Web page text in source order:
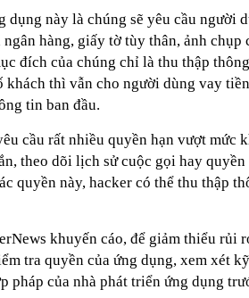
dụng này là chúng sẽ yêu cầu người
hàng, giấy tờ tùy thân, ảnh
đích của chúng chỉ là thu thập
khách thì vẫn cho người dùng vay
tin ban đầu.
cầu rất nhiều quyền hạn vượt mức
theo dõi lịch sử cuộc gọi hay
quyền này, hacker có thể thu thập
khuyến cáo, để giảm thiểu rủi
tra quyền của ứng dụng, xem xét
pháp của nhà phát triển ứng dụng